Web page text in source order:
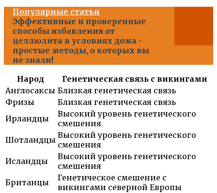
Популярные статьи
Эффективные и проверенные
способы избавления от
целлюлита в условиях дома -
простые методы, о которых вы
не знали!
Народ
Генетическая связь с викингами
Англосаксы Близкая генетическая связь
Фризы
Близкая генетическая связь
Ирландцы
Высокий уровень генетического
смешения
Шотландцы Высокий уровень генетического
смешения
Исландцы
Высокий уровень генетического
смешения
Британцы
Генетическое смешение с
викингами северной Европы